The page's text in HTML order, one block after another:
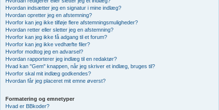
Hvordan indsætter jeg en signatur i mine indlæg?
Hvordan opretter jeg en afstemning?
Hvorfor kan jeg ikke tilføje flere afstemningsmuligheder?
Hvordan retter eller sletter jeg en afstemning?
Hvorfor kan jeg ikke få adgang til et forum?
Hvorfor kan jeg ikke vedhæfte filer?
Hvorfor modtog jeg en advarsel?
Hvordan rapporterer jeg indlæg til en redaktør?
Hvad kan "Gem" knappen, når jeg skriver et indlæg, bruges til?
Hvorfor skal mit indlæg godkendes?
Hvordan får jeg placeret mit emne øverst?
Formatering og emnetyper
Hvad er BBkoder?